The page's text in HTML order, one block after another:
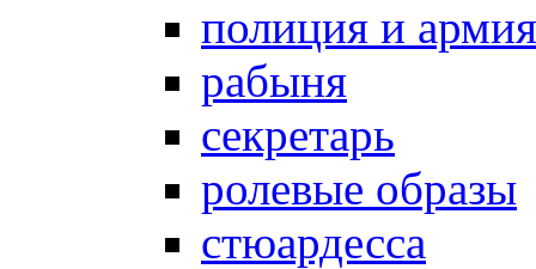
полиция и армия
рабыня
секретарь
ролевые образы
стюардесса